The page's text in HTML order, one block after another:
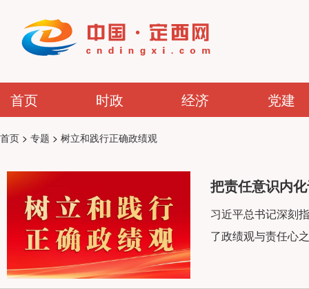
首页 时政 经济 党建
首页 > 专题 > 树立和践行正确政绩观
把责任意识内
习近平总书记深刻
了政绩观与责任心